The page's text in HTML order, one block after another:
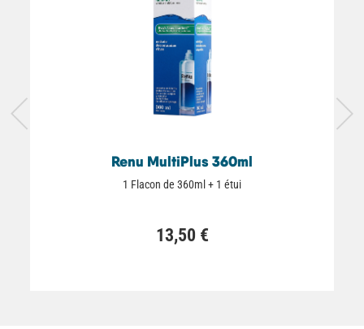
Renu MultiPlus 360ml
1 Flacon de 360ml + 1 étui
13,50 €